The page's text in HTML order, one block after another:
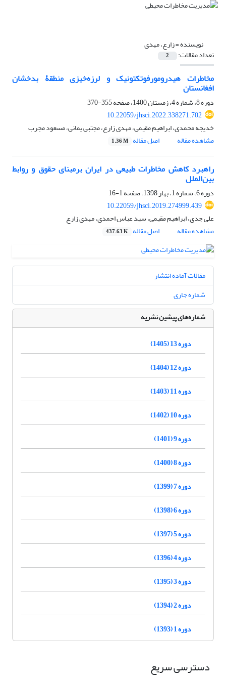
نویسنده =زارع، مهدی
تعداد مقالات: 2
مخاطرات هیدرومورفوتکتونیک و لرزه‌خیزی منطقۀ بدخشان
افغانستان
دوره 8، شماره 4، زمستان 1400، صفحه
355-370
10.22059/jhsci.2022.338271.702
خدیجه محمدی، ابراهیم مقیمی، مهدی زارع، مجتبی یمانی، مسعود مجرب
مشاهده مقاله
اصل مقاله 1.36 M
راهبرد کاهش مخاطرات طبیعی در ایران برمبنای حقوق و روابط
بین‌الملل
دوره 6، شماره 1، بهار 1398، صفحه
1-16
10.22059/jhsci.2019.274999.439
علی جدی، ابراهیم مقیمی، سید عباس احمدی، مهدی زارع
مشاهده مقاله
اصل مقاله 437.63 K
مقالات آماده انتشار
شماره جاری
شماره‌های پیشین نشریه
دوره 13 (1405)
دوره 12 (1404)
دوره 11 (1403)
دوره 10 (1402)
دوره 9 (1401)
دوره 8 (1400)
دوره 7 (1399)
دوره 6 (1398)
دوره 5 (1397)
دوره 4 (1396)
دوره 3 (1395)
دوره 2 (1394)
دوره 1 (1393)
دسترسی سریع